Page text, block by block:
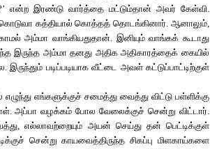
என்ற இரண்டு வார்த்தை மட்டும்தான் அவர் கேள்வி.
கத்தியால் கொத்தத் தொடங்கினார். ஆனாலும்,
அம்மா வாங்கியதுதான். இனியும் வாங்கக் கூடாது
இருந்த அம்மா தனது அதிக அதிகாரத்தைக் கையில்
படிப்படியாக வீட்டை அவள் கட்டுப்பாட்டிற்குள்
எங்களுக்குச் சமைத்து வைத்து விட்டு பள்ளிக்கு
அப்பா வழக்கம் போல வேலைக்குச் சென்று விட்டார்.
எல்லாவற்றையும் அயன் செய்து தன் பெட்டிக்குள்
சென்று காயவைத்திருந்த சிகப்பு மிளகாய்களை